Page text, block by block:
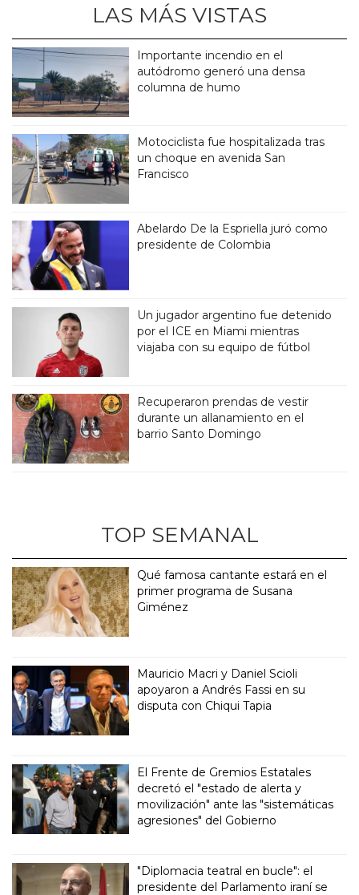
LAS MÁS VISTAS
Importante incendio en el
autódromo generó una densa
columna de humo
Motociclista fue hospitalizada tras
un choque en avenida San
Francisco
Abelardo De la Espriella juró como
presidente de Colombia
Un jugador argentino fue detenido
por el ICE en Miami mientras
viajaba con su equipo de fútbol
Recuperaron prendas de vestir
durante un allanamiento en el
barrio Santo Domingo
TOP SEMANAL
Qué famosa cantante estará en el
primer programa de Susana
Giménez
Mauricio Macri y Daniel Scioli
apoyaron a Andrés Fassi en su
disputa con Chiqui Tapia
El Frente de Gremios Estatales
decretó el "estado de alerta y
movilización" ante las "sistemáticas
agresiones" del Gobierno
"Diplomacia teatral en bucle": el
presidente del Parlamento iraní se